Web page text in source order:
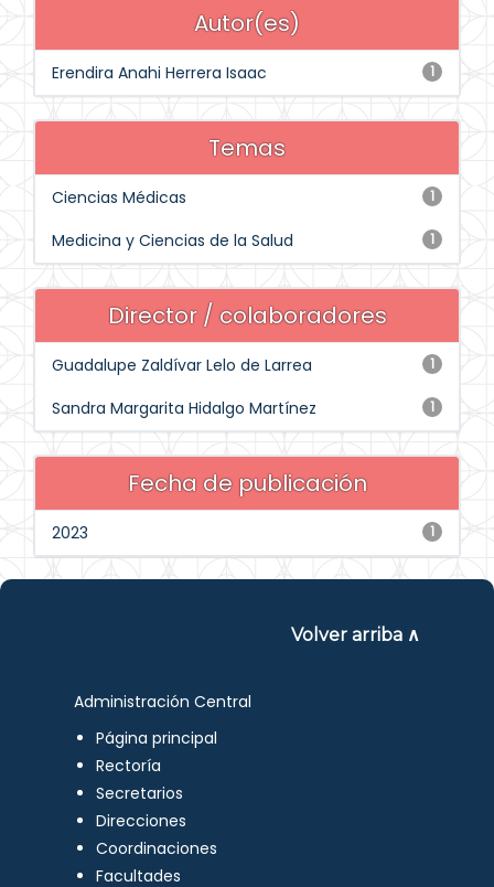
Autor(es)
1
Erendira Anahi Herrera Isaac
Temas
1
Ciencias Médicas
1
Medicina y Ciencias de la Salud
Director / colaboradores
1
Guadalupe Zaldívar Lelo de Larrea
1
Sandra Margarita Hidalgo Martínez
Fecha de publicación
1
2023
Volver arriba ∧
Administración Central
Página principal
Rectoría
Secretarios
Direcciones
Coordinaciones
Facultades